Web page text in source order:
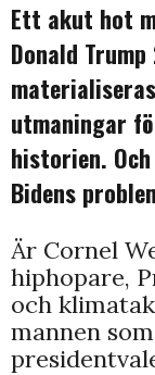
Ett akut hot
Donald
utmaningar
historien.
Bidens
Är Cornel
hiphopare,
och
mannen